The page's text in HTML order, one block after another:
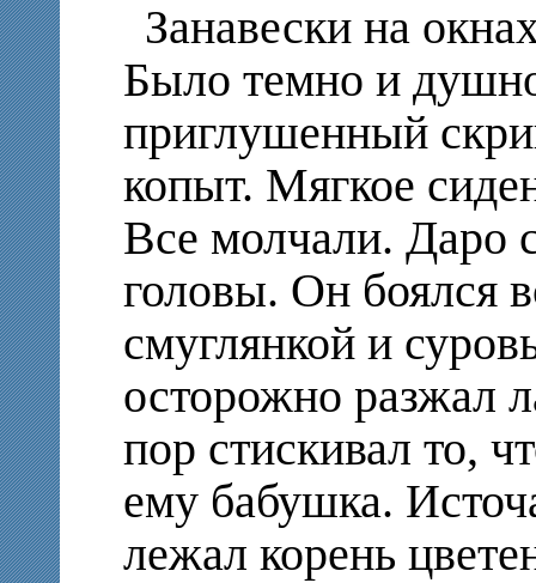
Занавески на
Было темно и
приглушенный
копыт. Мягкое
Все молчали. Даро
головы. Он боялся
смуглянкой и
осторожно разжал
пор стискивал то,
ему бабушка.
лежал корень